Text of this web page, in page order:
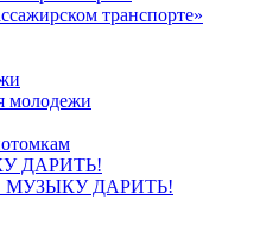
транспорте»
молодежи
ДАРИТЬ!